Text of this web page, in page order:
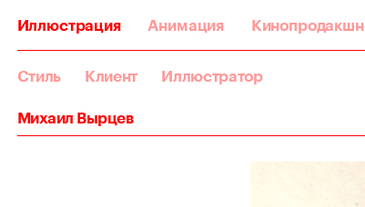
Иллюстрация Анимация Кинопродакшн
Стиль Клиент Иллюстратор
Михаил Вырцев